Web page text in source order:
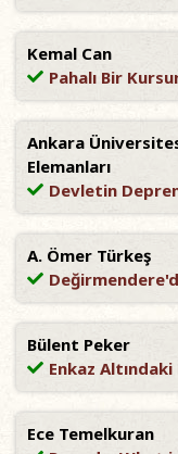
Kemal Can
Pahalı Bir
Ankara
Elemanları
Devletin
A. Ömer Türkeş
Bülent Peker
Enkaz
Ece Temelkuran